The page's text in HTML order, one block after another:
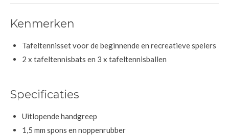
Kenmerken
Tafeltennisset voor de beginnende en recreatieve spelers
2 x tafeltennisbats en 3 x tafeltennisballen
Specificaties
Uitlopende handgreep
1,5 mm spons en noppenrubber